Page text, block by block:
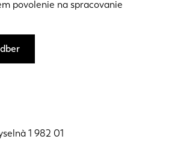
1 982 01
povolenie na spracovanie